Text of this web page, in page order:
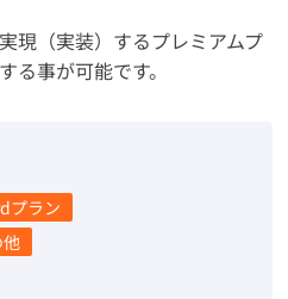
現（実装）するプレミアムプ
る事が可能です。
プラン